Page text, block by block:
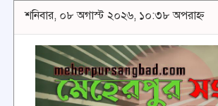
শনিবার, ০৮ অগাস্ট ২০২৬, ১০:৩৮ অপরাহ্ন